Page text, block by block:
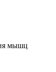
мышц